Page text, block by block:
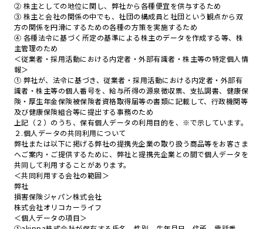
② 株主としての地位に関し、弊社から各種便宜を供与するため
③ 株主と会社の関係の中でも、社団の構成員と社団という観点から双
方の関係を円滑にするための各種の方策を実施するため
④ 各種法令に基づく所定の基準による株主のデータを作成する等、株
主管理のため
＜従業者・採用活動における内定者・外部有識者・株主等の特定個人情
報＞
① 弊社が、法令に基づき、従業者・採用活動における内定者・外部有
識者・株主等の個人番号を、給与所得の源泉徴収票、支払調書、健康保
険・厚生年金保険被保険者資格取得届等の書類に記載して、行政機関等
及び健康保険組合等に提出する事務のため
上記（２）のうち、保有個人データの利用目的を、※で示しています。
２.個人データの共同利用について
弊社または以下に掲げる弊社の提携先企業の取り扱う商品等をお客さま
へご案内・ご提供するために、弊社と提携先企業との間で個人データを
共同して利用することがあります。
＜共同利用する会社の範囲＞
弊社
損害保険ジャパン株式会社
株式会社オリコカーライフ
＜個人データの項目＞